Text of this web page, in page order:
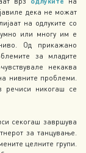
дека не можат
на одлуките со
или многу им е
Од прикажано
за младите
некаква
нивните проблеми.
речиси никогаш се
секогаш завршува
за танцување.
целните групи.